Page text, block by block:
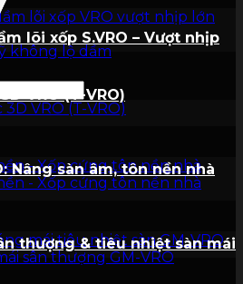
lõi xốp S.VRO – Vượt nhịp
VRO (T-VRO)
Nâng sàn âm, tôn nền nhà
thượng & tiêu nhiệt sàn mái